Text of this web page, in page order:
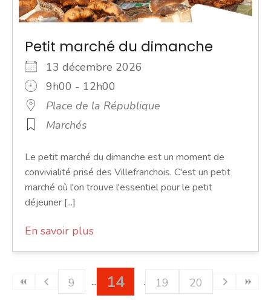
Petit marché du dimanche
13 décembre 2026
9h00 - 12h00
Place de la République
Marchés
Le petit marché du dimanche est un moment de
convivialité prisé des Villefranchois. C'est un petit
marché où l'on trouve l'essentiel pour le petit
déjeuner [...]
En savoir plus
9 14 19 20